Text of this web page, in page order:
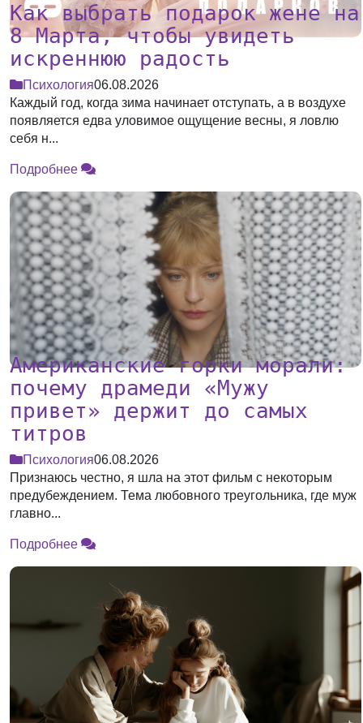
Как выбрать подарок жене на
8 Марта, чтобы увидеть
искреннюю радость
Психология06.08.2026
Каждый год, когда зима начинает отступать, а в воздухе
появляется едва уловимое ощущение весны, я ловлю
себя н...
Подробнее
Американские горки морали:
почему драмеди «Мужу
привет» держит до самых
титров
Психология06.08.2026
Признаюсь честно, я шла на этот фильм с некоторым
предубеждением. Тема любовного треугольника, где муж
главно...
Подробнее